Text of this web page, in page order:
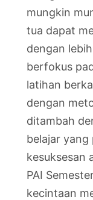
mungkin
tua dapat
dengan
berfokus
latihan
dengan
ditambah
belajar yang
kesuksesan
PAI
kecintaan